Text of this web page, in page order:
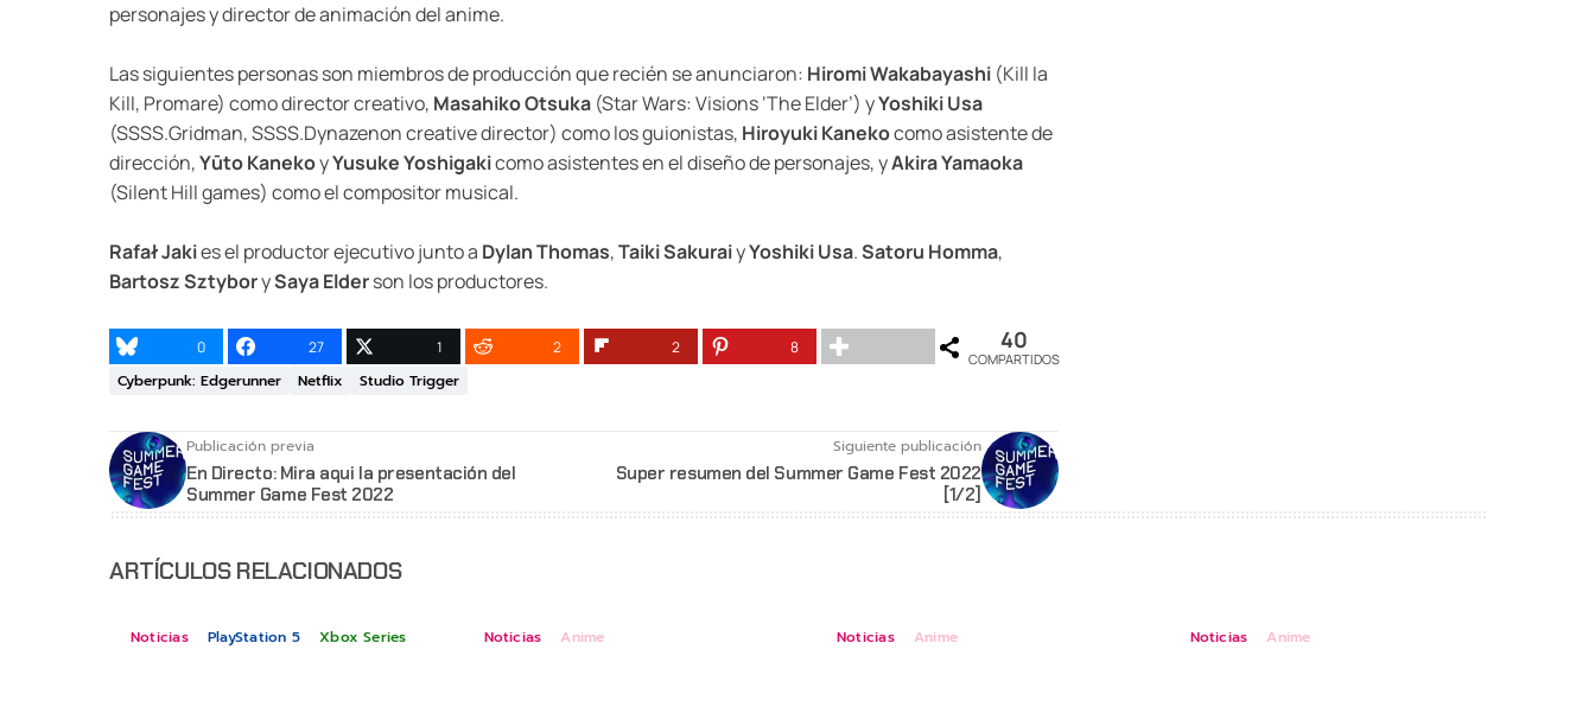
personajes y director de animación del anime.
Las siguientes personas son miembros de producción que recién se anunciaron: Hiromi Wakabayashi (Kill la
Kill, Promare) como director creativo, Masahiko Otsuka (Star Wars: Visions ‘The Elder’) yYoshiki Usa
(SSSS.Gridman, SSSS.Dynazenon creative director) como los guionistas, Hiroyuki Kanekocomo asistente de
dirección,Yūto KanekoyYusuke Yoshigakicomo asistentes en el diseño de personajes, yAkira Yamaoka
(Silent Hill games) como el compositor musical.
Rafał Jakies el productor ejecutivo junto a Dylan Thomas,Taiki SakuraiyYoshiki Usa.Satoru Homma,
Bartosz SztyborySaya Elderson los productores.
0 27 1 2 2 8 40
COMPARTIDOS
Cyberpunk: Edgerunner Netflix Studio Trigger
Publicación previa
En Directo: Mira aqui la presentación del
Summer Game Fest 2022
Siguiente publicación
Super resumen del Summer Game Fest 2022
[1/2]
ARTÍCULOS RELACIONADOS
Noticias PlayStation 5 Xbox Series Noticias Anime Noticias Anime Noticias Anime